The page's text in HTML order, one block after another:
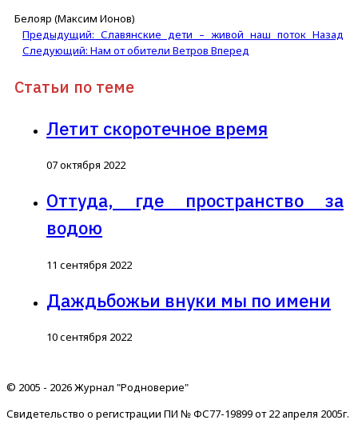
Белояр (Максим Ионов)
Предыдущий: Славянские дети – живой наш поток Назад
Следующий: Нам от обители Ветров Вперед
Статьи по теме
Летит скоротечное время
07 октября 2022
Оттуда, где пространство за
водою
11 сентября 2022
Даждьбожьи внуки мы по имени
10 сентября 2022
© 2005 - 2026 Журнал "Родноверие"
Свидетельство о регистрации ПИ № ФС77-19899 от 22 апреля 2005г.